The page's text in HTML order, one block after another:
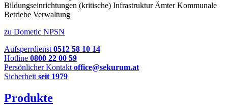
Bildungseinrichtungen (kritische) Infrastruktur Ämter Kommunale
Betriebe Verwaltung
zu Dometic NPSN
Aufsperrdienst 0512 58 10 14
Hotline 0800 22 00 59
Persönlicher Kontakt office@sekurum.at
Sicherheit seit 1979
Produkte